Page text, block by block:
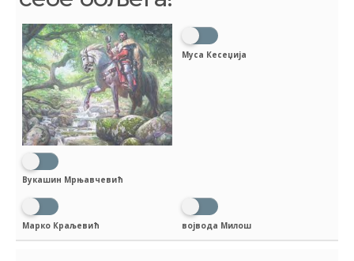
Вукашин Мрњавчевић
Муса Кесеџија
Марко Краљевић војвода Милош